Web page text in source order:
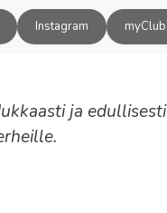
Instagram myClub
ja edullisesti